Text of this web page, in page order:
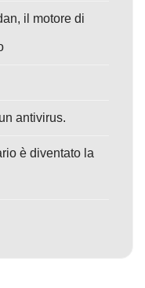
il motore di
antivirus.
è diventato la